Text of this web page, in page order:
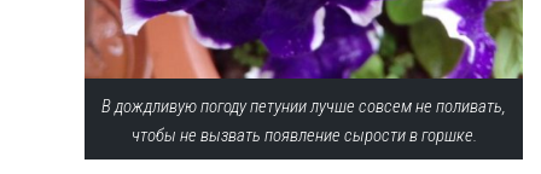
В дождливую погоду петунии лучше совсем не поливать,
чтобы не вызвать появление сырости в горшке.